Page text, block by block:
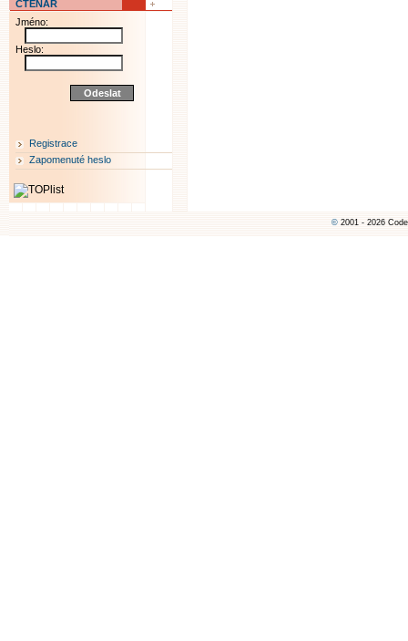
ČTENÁŘ
Jméno:
Heslo:
Registrace
Zapomenuté heslo
© 2001 - 2026